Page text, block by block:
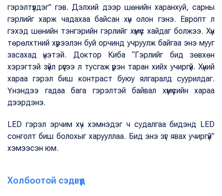
гэрэлтүүлдэг” гэв. Дэлхий дээр шөнийн харанхуй, сарны
гэрлийг харж чадахаа байсан хүн олон гэнэ. Европт л
гэхэд шөнийн тэнгэрийн гэрлийг хүмүүс хайдаг болжээ. Хүн
төрөлхтний хүрээлэн буй орчинд учруулж байгаа энэ мууг
засахад үнэтэй. Доктор Киба “Гэрлийг бид зөвхөн
хэрэгтэй зүйл рүүгээ л тусгаж үрэн таран хийх учиргүй. Хүний
хараа гэрэл биш контраст буюу ялгаралд суурилдаг.
Үнэндээ гадаа бага гэрэлтэй байвал хүмүүсийн хараа
дээрдэнэ.
LED гэрэл эрчим хүч хэмнэдэг ч судалгаа бидэнд LED
сонголт биш болохыг харууллаа. Бид энэ зүг явах учиргүй”
хэмээсэн юм.
Холбоотой сэдвүүд